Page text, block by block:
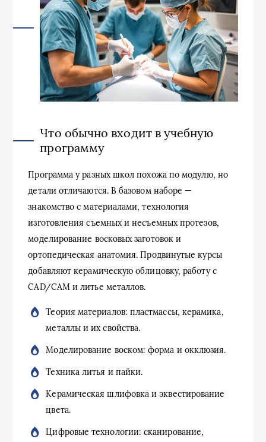
Что обычно входит в учебную
программу
Программа у разных школ похожа по модулю, но
детали отличаются. В базовом наборе —
знакомство с материалами, технология
изготовления съемных и несъемных протезов,
моделирование восковых заготовок и
ортопедическая анатомия. Продвинутые курсы
добавляют керамическую облицовку, работу с
CAD/CAM и литье металлов.
Теория материалов: пластмассы, керамика,
металлы и их свойства.
Моделирование воском: форма и окклюзия.
Техника литья и пайки.
Керамическая шлифовка и эквестирование
цвета.
Цифровые технологии: сканирование,